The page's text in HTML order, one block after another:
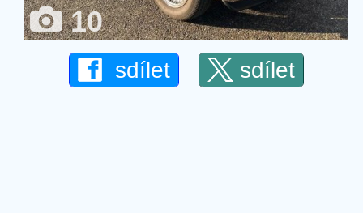
10
sdílet sdílet